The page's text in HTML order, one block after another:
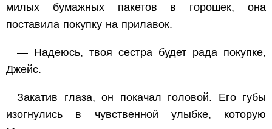
милых бумажных пакетов в горошек, она
поставила покупку на прилавок.
— Надеюсь, твоя сестра будет рада покупке,
Джейс.
Закатив глаза, он покачал головой. Его губы
изогнулись в чувственной улыбке, которую